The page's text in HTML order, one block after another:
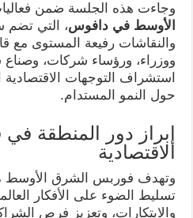
وجاءت هذه الجلسة ضمن
الأوسط في دافوس، التي تضم
والنقاشات رفيعة المستوى مع
ووزراء، ورؤساء شركات،
استشراف التوجهات الاقتصادية
حول النمو المستدام.
إبراز دور المنطقة في
الاقتصادية
وتهدف فوربس الشرق الأوسط
تسليط الضوء على الأفكار
والابتكارات، وتعزيز فرص